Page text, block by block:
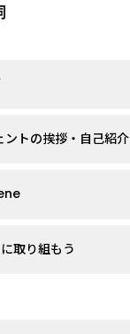
トの挨拶・自己紹介
取り組もう